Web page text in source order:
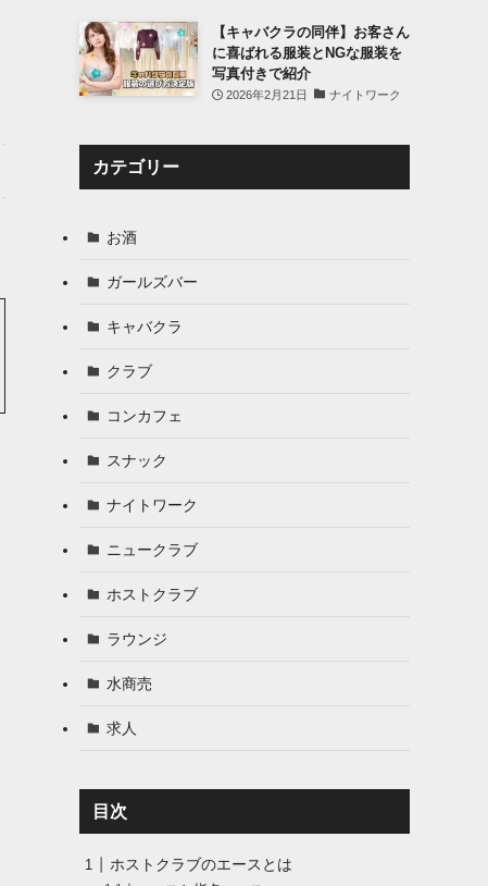
【キャバクラの同伴】お客さん
に喜ばれる服装とNGな服装を
写真付きで紹介
2026年2月21日 ナイトワーク
カテゴリー
お酒
ガールズバー
キャバクラ
クラブ
コンカフェ
スナック
ナイトワーク
ニュークラブ
ホストクラブ
ラウンジ
水商売
求人
目次
ホストクラブのエースとは